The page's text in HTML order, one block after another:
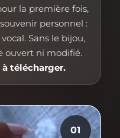
la première fois,
personnel :
Sans le bijou,
ouvert ni modifié.
télécharger.
01